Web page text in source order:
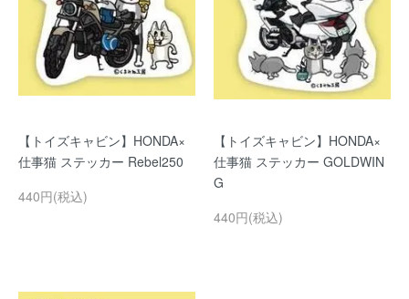
【トイズキャビン】HONDA×
仕事猫 ステッカー Rebel250
440円(税込)
【トイズキャビン】HONDA×
仕事猫 ステッカー GOLDWIN
G
440円(税込)